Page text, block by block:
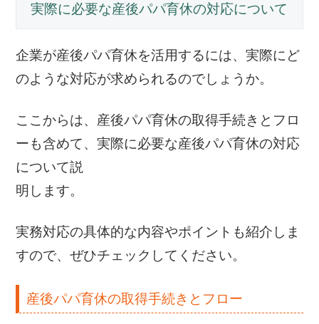
実際に必要な産後パパ育休の対応について
企業が産後パパ育休を活用するには、実際にど
のような対応が求められるのでしょうか。
ここからは、産後パパ育休の取得手続きとフロ
ーも含めて、実際に必要な産後パパ育休の対応
について説
明します。
実務対応の具体的な内容やポイントも紹介しま
すので、ぜひチェックしてください。
産後パパ育休の取得手続きとフロー